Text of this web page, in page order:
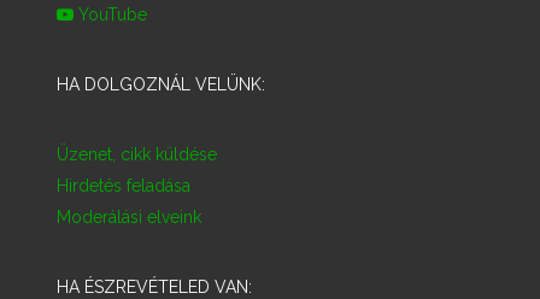
YouTube
HA DOLGOZNÁL VELÜNK:
Üzenet, cikk küldése
Hirdetés feladása
Moderálási elveink
HA ÉSZREVÉTELED VAN: